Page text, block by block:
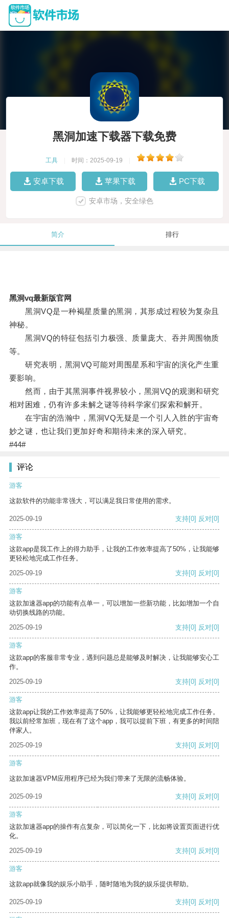
黑洞加速下载器下载免费
工具 时间：2025-09-19
安卓下载 苹果下载 PC下载
安卓市场，安全绿色
简介 排行
黑洞vq最新版官网
黑洞VQ是一种褐星质量的黑洞，其形成过程较为复杂且
神秘。
黑洞VQ的特征包括引力极强、质量庞大、吞并周围物质
等。
研究表明，黑洞VQ可能对周围星系和宇宙的演化产生重
要影响。
然而，由于其黑洞事件视界较小，黑洞VQ的观测和研究
相对困难，仍有许多未解之谜等待科学家们探索和解开。
在宇宙的浩瀚中，黑洞VQ无疑是一个引人入胜的宇宙奇
妙之谜，也让我们更加好奇和期待未来的深入研究。
#44#
评论
游客
这款软件的功能非常强大，可以满足我日常使用的需求。
2025-09-19 支持[0] 反对[0]
游客
这款app是我工作上的得力助手，让我的工作效率提高了50%，让我能够
更轻松地完成工作任务。
2025-09-19
支持[0] 反对[0]
游客
这款加速器app的功能有点单一，可以增加一些新功能，比如增加一个自
动切换线路的功能。
2025-09-19
支持[0] 反对[0]
游客
这款app的客服非常专业，遇到问题总是能够及时解决，让我能够安心工
作。
2025-09-19
支持[0] 反对[0]
游客
这款app让我的工作效率提高了50%，让我能够更轻松地完成工作任务。
我以前经常加班，现在有了这个app，我可以提前下班，有更多的时间陪
伴家人。
2025-09-19
支持[0] 反对[0]
游客
这款加速器VPM应用程序已经为我们带来了无限的流畅体验。
2025-09-19 支持[0] 反对[0]
游客
这款加速器app的操作有点复杂，可以简化一下，比如将设置页面进行优
化。
2025-09-19
支持[0] 反对[0]
游客
这款app就像我的娱乐小助手，随时随地为我的娱乐提供帮助。
2025-09-19 支持[0] 反对[0]